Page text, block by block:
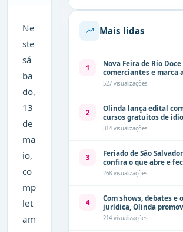
Ne
ste
sá
ba
do,
13
de
ma
io,
co
mp
let
am
Mais lidas
1
Nova Feira de Rio
comerciantes e marca
modernização dos
527 visualizações
2
Olinda lança edital
cursos gratuitos de
comunicação
314 visualizações
3
Feriado de São
confira o que abre e
268 visualizações
4
Com shows, debates e
jurídica, Olinda
de combate à violência
neste sábado (8)
214 visualizações